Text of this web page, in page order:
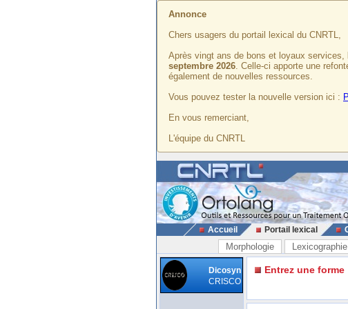
Annonce
Chers usagers du portail lexical du CNRTL,
Après vingt ans de bons et loyaux services,
septembre 2026. Celle-ci apporte une
également de nouvelles ressources.
Vous pouvez tester la nouvelle version ici :
En vous remerciant,
L'équipe du CNRTL
Accueil Portail lexical
Morphologie Lexicographie
Dicosyn
CRISCO
Entrez une forme